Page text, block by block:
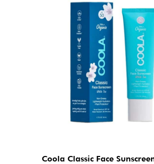
Coola Classic Face